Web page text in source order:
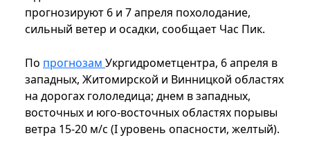
прогнозируют 6 и 7 апреля похолодание,
сильный ветер и осадки, сообщает Час Пик.
По прогнозам Укргидрометцентра, 6 апреля в
западных, Житомирской и Винницкой областях
на дорогах гололедица; днем в западных,
восточных и юго-восточных областях порывы
ветра 15-20 м/с (I уровень опасности, желтый).